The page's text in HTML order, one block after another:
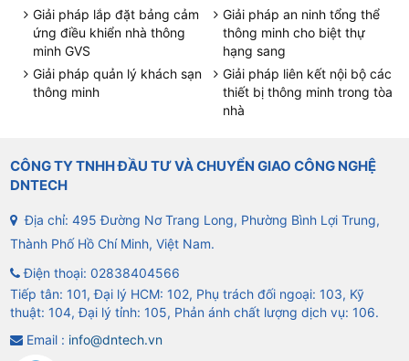
Giải pháp lắp đặt bảng cảm
ứng điều khiển nhà thông
minh GVS
Giải pháp an ninh tổng thể
thông minh cho biệt thự
hạng sang
Giải pháp quản lý khách sạn
thông minh
Giải pháp liên kết nội bộ các
thiết bị thông minh trong tòa
nhà
CÔNG TY TNHH ĐẦU TƯ VÀ CHUYỂN GIAO CÔNG NGHỆ
DNTECH
Địa chỉ: 495 Đường Nơ Trang Long, Phường Bình Lợi Trung,
Thành Phố Hồ Chí Minh, Việt Nam.
Điện thoại: 02838404566
Tiếp tân: 101, Đại lý HCM: 102, Phụ trách đối ngoại: 103, Kỹ
thuật: 104, Đại lý tỉnh: 105, Phản ánh chất lượng dịch vụ: 106.
Email : info@dntech.vn